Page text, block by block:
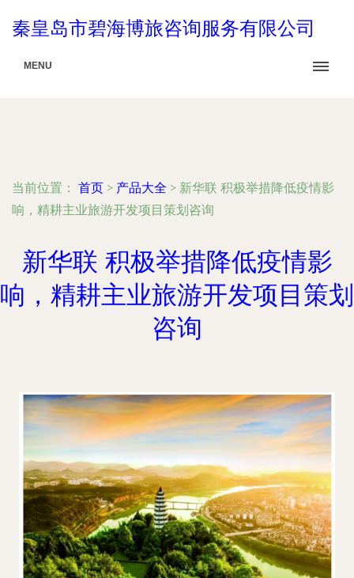
秦皇岛市碧海博旅咨询服务有限公司
MENU
当前位置： 首页 > 产品大全 > 新华联 积极举措降低疫情影
响，精耕主业旅游开发项目策划咨询
新华联 积极举措降低疫情影
响，精耕主业旅游开发项目策划
咨询